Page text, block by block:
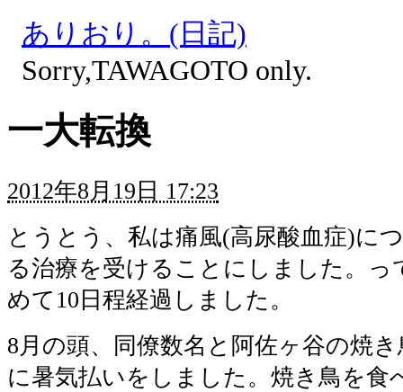
ありおり。(日記)
Sorry,TAWAGOTO only.
一大転換
2012年8月19日 17:23
とうとう、私は痛風(高尿酸血症)に
る治療を受けることにしました。っ
めて10日程経過しました。
8月の頭、同僚数名と阿佐ヶ谷の焼
に暑気払いをしました。焼き鳥を食